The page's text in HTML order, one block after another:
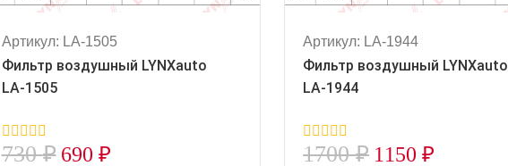
Артикул: LA-1505
Фильтр воздушный LYNXauto
LA-1505
0
730₽ 690 ₽
Артикул: LA-1944
Фильтр воздушный LYNXauto
LA-1944
0
1700₽ 1150₽